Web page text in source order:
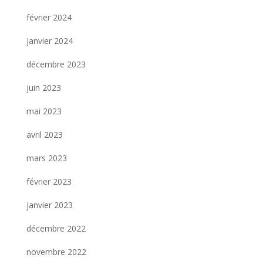
février 2024
janvier 2024
décembre 2023
juin 2023
mai 2023
avril 2023
mars 2023
février 2023
janvier 2023
décembre 2022
novembre 2022